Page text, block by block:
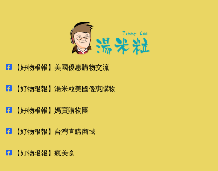
【好物報報】美國優惠購物交流
【好物報報】湯米粒美國優惠購物
【好物報報】媽寶購物團
【好物報報】台灣直購商城
【好物報報】瘋美食